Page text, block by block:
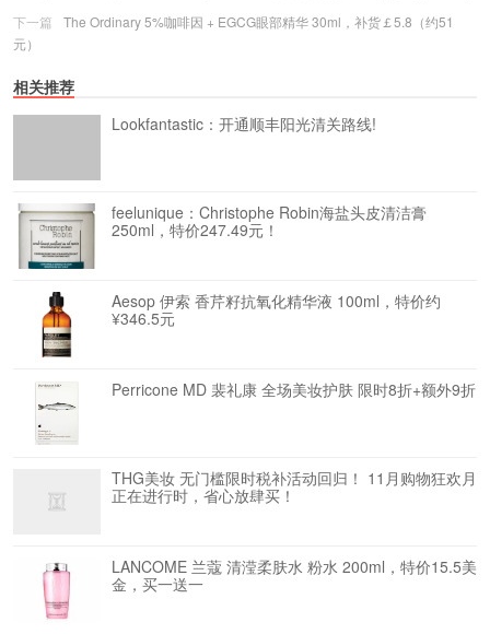
下一篇
The Ordinary 5%咖啡因 + EGCG眼部精华 30ml，补货￡5.8（约51
元）
相关推荐
Lookfantastic：开通顺丰阳光清关路线!
feelunique：Christophe Robin海盐头皮清洁膏
250ml，特价247.49元！
Aesop 伊索 香芹籽抗氧化精华液 100ml，特价约
¥346.5元
Perricone MD 裴礼康 全场美妆护肤 限时8折+额外9折
THG美妆 无门槛限时税补活动回归！ 11月购物狂欢月
正在进行时，省心放肆买！
LANCOME 兰蔻 清滢柔肤水 粉水 200ml，特价15.5美
金，买一送一